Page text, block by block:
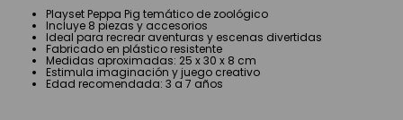
Playset Peppa Pig temático de zoológico
Incluye 8 piezas y accesorios
Ideal para recrear aventuras y escenas divertidas
Fabricado en plástico resistente
Medidas aproximadas: 25 x 30 x 8 cm
Estimula imaginación y juego creativo
Edad recomendada: 3 a 7 años